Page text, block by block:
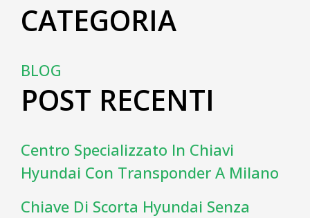
CATEGORIA
BLOG
POST RECENTI
Centro Specializzato In Chiavi
Hyundai Con Transponder A Milano
Chiave Di Scorta Hyundai Senza